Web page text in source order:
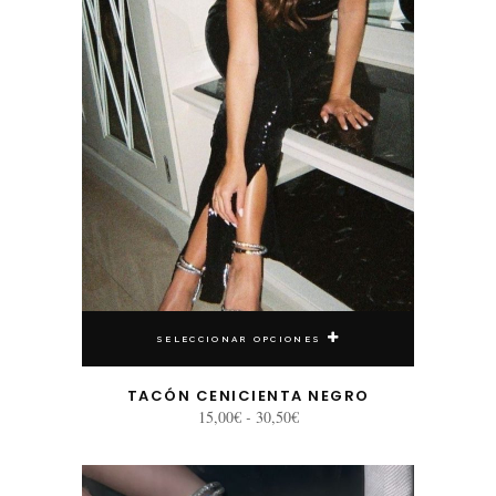
SELECCIONAR OPCIONES
TACÓN CENICIENTA NEGRO
15,00€ - 30,50€Rango
desde Este producto tiene múltiples variantes. Las opciones se pueden elegir en la página de producto